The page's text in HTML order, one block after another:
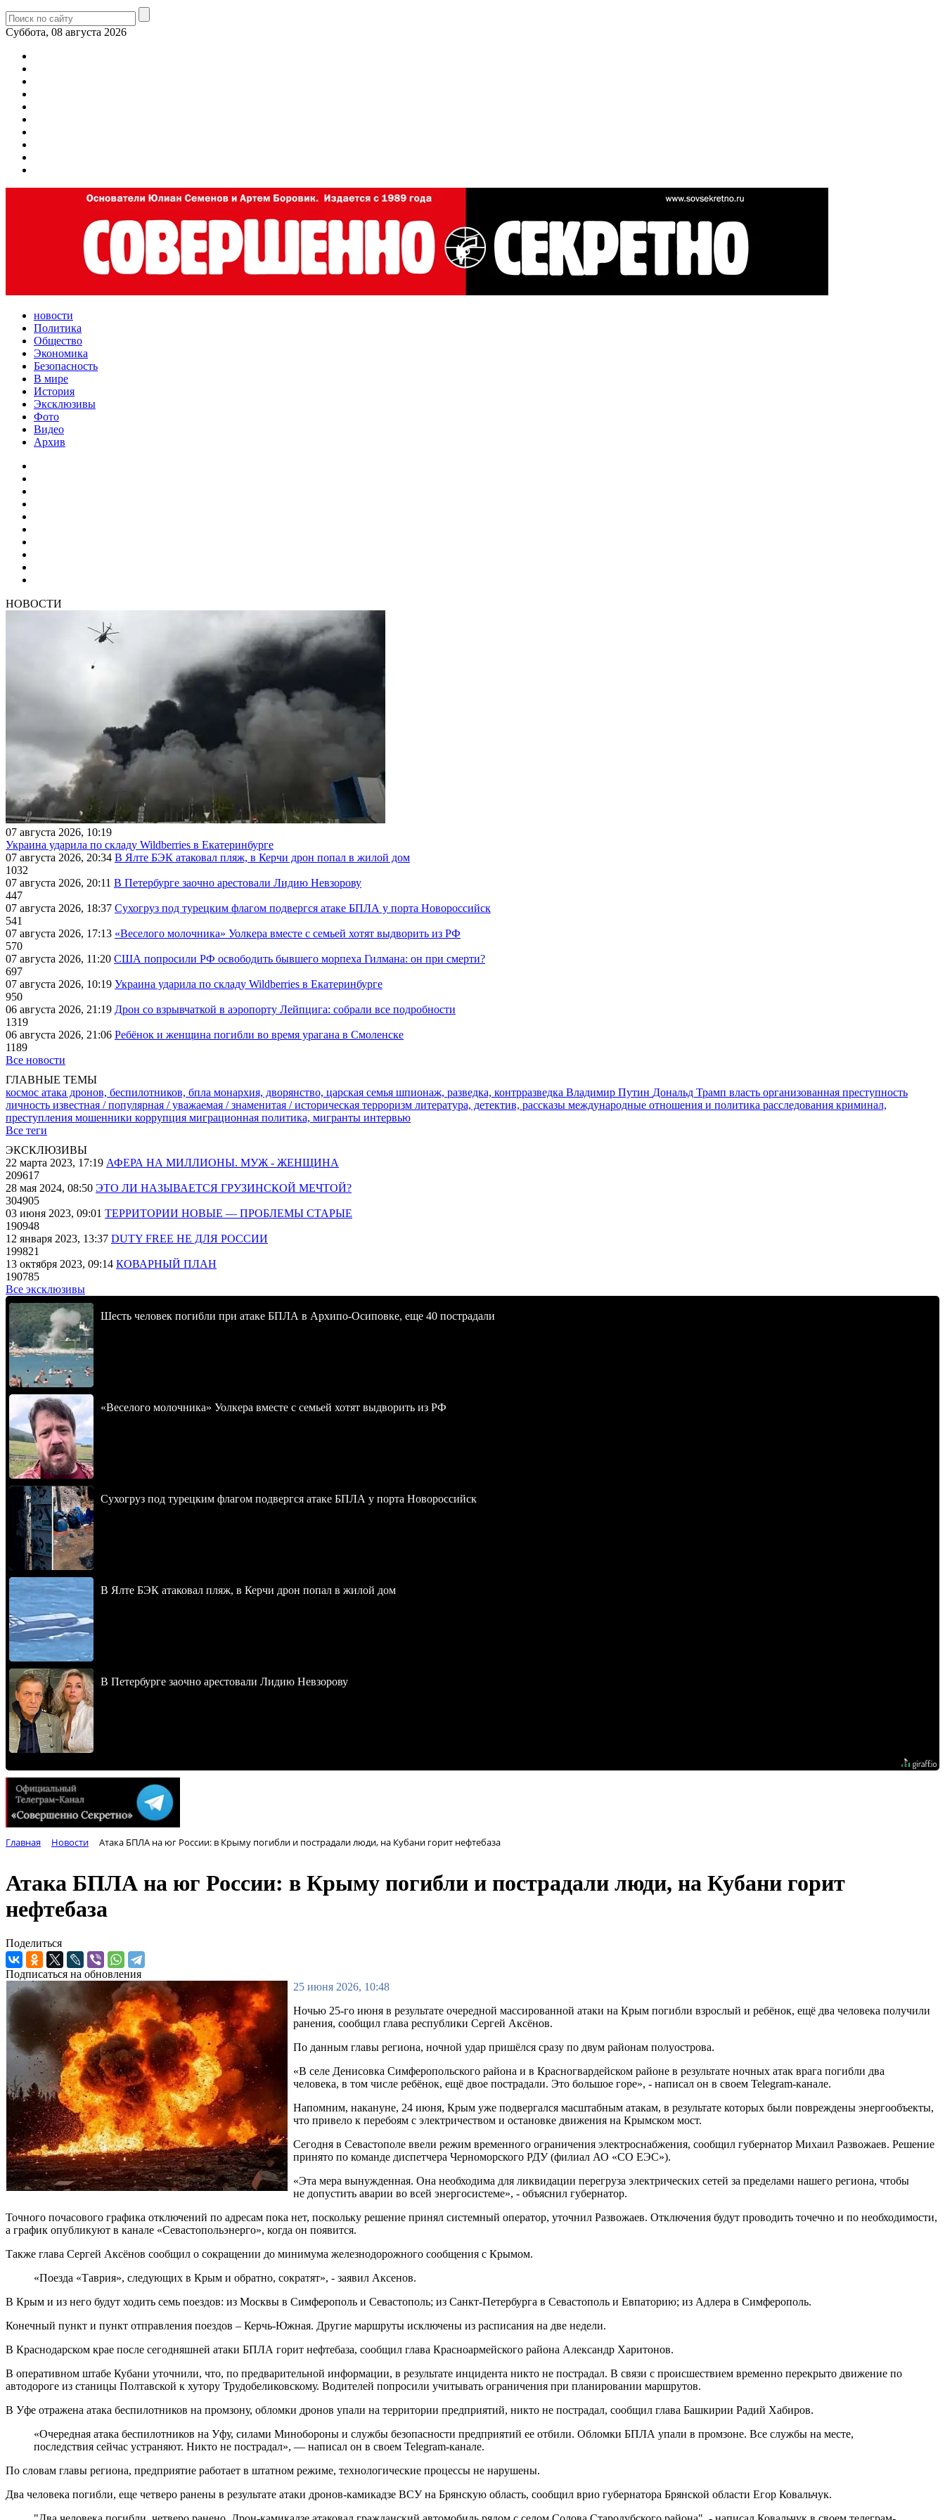
Суббота, 08 августа 2026
новости
Политика
Общество
Экономика
Безопасность
В мире
История
Эксклюзивы
Фото
Видео
Архив
НОВОСТИ
07 августа 2026, 10:19
Украина ударила по складу Wildberries в Екатеринбурге
07 августа 2026, 20:34 В Ялте БЭК атаковал пляж, в Керчи дрон попал в жилой дом
1032
07 августа 2026, 20:11 В Петербурге заочно арестовали Лидию Невзорову
447
07 августа 2026, 18:37 Сухогруз под турецким флагом подвергся атаке БПЛА у порта Новороссийск
541
07 августа 2026, 17:13 «Веселого молочника» Уолкера вместе с семьей хотят выдворить из РФ
570
07 августа 2026, 11:20 США попросили РФ освободить бывшего морпеха Гилмана: он при смерти?
697
07 августа 2026, 10:19 Украина ударила по складу Wildberries в Екатеринбурге
950
06 августа 2026, 21:19 Дрон со взрывчаткой в аэропорту Лейпцига: собрали все подробности
1319
06 августа 2026, 21:06 Ребёнок и женщина погибли во время урагана в Смоленске
1189
Все новости
ГЛАВНЫЕ ТЕМЫ
космос атака дронов, беспилотников, бпла монархия, дворянство, царская семья шпионаж, разведка, контрразведка Владимир Путин Дональд Трамп власть организованная преступность
личность известная / популярная / уважаемая / знаменитая / историческая терроризм литература, детектив, рассказы международные отношения и политика расследования криминал,
преступления мошенники коррупция миграционная политика, мигранты интервью
Все теги
ЭКСКЛЮЗИВЫ
22 марта 2023, 17:19 АФЕРА НА МИЛЛИОНЫ. МУЖ - ЖЕНЩИНА
209617
28 мая 2024, 08:50 ЭТО ЛИ НАЗЫВАЕТСЯ ГРУЗИНСКОЙ МЕЧТОЙ?
304905
03 июня 2023, 09:01 ТЕРРИТОРИИ НОВЫЕ — ПРОБЛЕМЫ СТАРЫЕ
190948
12 января 2023, 13:37 DUTY FREE НЕ ДЛЯ РОССИИ
199821
13 октября 2023, 09:14 КОВАРНЫЙ ПЛАН
190785
Все эксклюзивы
Шесть человек погибли при атаке БПЛА в Архипо-Осиповке, еще 40 пострадали
«Веселого молочника» Уолкера вместе с семьей хотят выдворить из РФ
Сухогруз под турецким флагом подвергся атаке БПЛА у порта Новороссийск
В Ялте БЭК атаковал пляж, в Керчи дрон попал в жилой дом
В Петербурге заочно арестовали Лидию Невзорову
Главная Новости Атака БПЛА на юг России: в Крыму погибли и пострадали люди, на Кубани горит нефтебаза
Атака БПЛА на юг России: в Крыму погибли и пострадали люди, на Кубани горит
нефтебаза
Поделиться
Подписаться на обновления
25 июня 2026, 10:48
Ночью 25-го июня в результате очередной массированной атаки на Крым погибли взрослый и ребёнок, ещё два человека получили
ранения, сообщил глава республики Сергей Аксёнов.
По данным главы региона, ночной удар пришёлся сразу по двум районам полуострова.
«В селе Денисовка Симферопольского района и в Красногвардейском районе в результате ночных атак врага погибли два
человека, в том числе ребёнок, ещё двое пострадали. Это большое горе», - написал он в своем Telegram-канале.
Напомним, накануне, 24 июня, Крым уже подвергался масштабным атакам, в результате которых были повреждены энергообъекты,
что привело к перебоям с электричеством и остановке движения на Крымском мост.
Сегодня в Севастополе ввели режим временного ограничения электроснабжения, сообщил губернатор Михаил Развожаев. Решение
принято по команде диспетчера Черноморского РДУ (филиал АО «СО ЕЭС»).
«Эта мера вынужденная. Она необходима для ликвидации перегруза электрических сетей за пределами нашего региона, чтобы
не допустить аварии во всей энергосистеме», - объяснил губернатор.
Точного почасового графика отключений по адресам пока нет, поскольку решение принял системный оператор, уточнил Развожаев. Отключения будут проводить точечно и по необходимости,
а график опубликуют в канале «Севастопольэнерго», когда он появится.
Также глава Сергей Аксёнов сообщил о сокращении до минимума железнодорожного сообщения с Крымом.
«Поезда «Таврия», следующих в Крым и обратно, сократят», - заявил Аксенов.
В Крым и из него будут ходить семь поездов: из Москвы в Симферополь и Севастополь; из Санкт-Петербурга в Севастополь и Евпаторию; из Адлера в Симферополь.
Конечный пункт и пункт отправления поездов – Керчь-Южная. Другие маршруты исключены из расписания на две недели.
В Краснодарском крае после сегодняшней атаки БПЛА горит нефтебаза, сообщил глава Красноармейского района Александр Харитонов.
В оперативном штабе Кубани уточнили, что, по предварительной информации, в результате инцидента никто не пострадал. В связи с происшествием временно перекрыто движение по
автодороге из станицы Полтавской к хутору Трудобеликовскому. Водителей попросили учитывать ограничения при планировании маршрутов.
В Уфе отражена атака беспилотников на промзону, обломки дронов упали на территории предприятий, никто не пострадал, сообщил глава Башкирии Радий Хабиров.
«Очередная атака беспилотников на Уфу, силами Минобороны и службы безопасности предприятий ее отбили. Обломки БПЛА упали в промзоне. Все службы на месте,
последствия сейчас устраняют. Никто не пострадал», — написал он в своем Telegram-канале.
По словам главы региона, предприятие работает в штатном режиме, технологические процессы не нарушены.
Два человека погибли, еще четверо ранены в результате атаки дронов-камикадзе ВСУ на Брянскую область, сообщил врио губернатора Брянской области Егор Ковальчук.